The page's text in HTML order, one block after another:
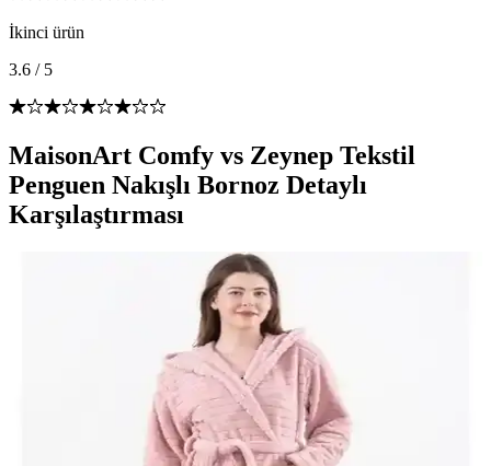
İkinci ürün
3.6 / 5
MaisonArt Comfy vs Zeynep Tekstil
Penguen Nakışlı Bornoz Detaylı
Karşılaştırması